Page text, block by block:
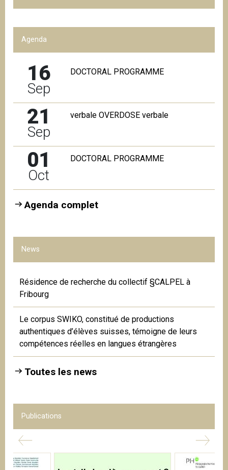
Agenda
16
Sep
DOCTORAL PROGRAMME
21
Sep
verbale OVERDOSE verbale
01
Oct
DOCTORAL PROGRAMME
Agenda complet
News
Résidence de recherche du collectif §CALPEL à
Fribourg
Le corpus SWIKO, constitué de productions
authentiques d’élèves suisses, témoigne de leurs
compétences réelles en langues étrangères
Toutes les news
Publications